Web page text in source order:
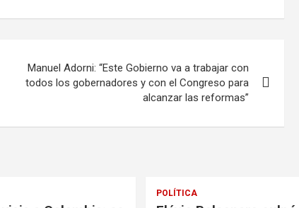
Manuel Adorni: “Este Gobierno va a trabajar con
todos los gobernadores y con el Congreso para
alcanzar las reformas”
POLÍTICA